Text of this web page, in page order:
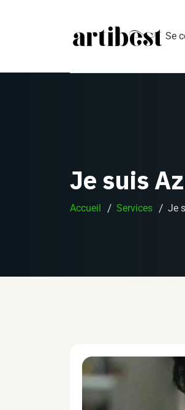
Se
Je suis
Accueil Services Je